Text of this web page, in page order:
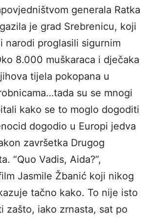
generala Ratka
je grad Srebrenicu, koji
narodi proglasili sigurnim
8.000 muškaraca i dječaka
tijela pokopana u
su se mnogi
kako se to moglo dogoditi
dogodio u Europi jedva
završetka Drugog
“Quo Vadis, Aida?”,
Jasmile Žbanić koji nikog
tačno kako. To nije isto
zašto, iako zrnasta, sat po